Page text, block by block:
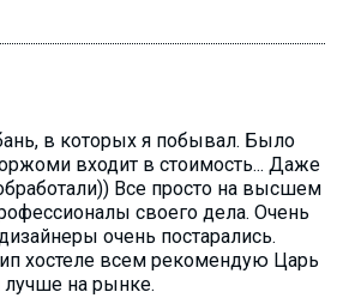
в которых я побывал. Было
входит в стоимость... Даже
Все просто на высшем
своего дела. Очень
очень постарались.
хостеле всем рекомендую Царь
лучше на рынке.